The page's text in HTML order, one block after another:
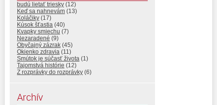
budú lietať triesky (12)
Keď sa nahnevám (13)
Koláčiky (17)
Kúsok šťastia (40)
Kvapky smiechu (7)
Nezaradené (9)
Obyčajný zázrak (45)
Okienko zdravia (11)
Smútok je súčasť života (1)
Tajomstvá histórie (12)
Z rozprávky do rozprávky (6)
Archív